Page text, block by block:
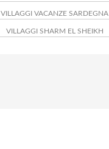
VILLAGGI VACANZE SARDEGNA
VILLAGGI SHARM EL SHEIKH